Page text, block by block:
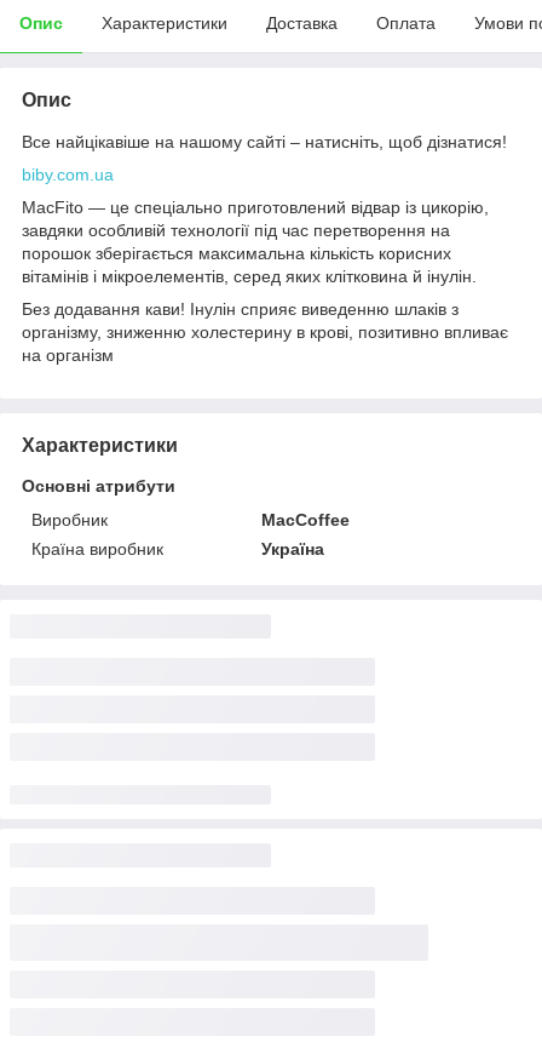
Опис Характеристики Доставка Оплата Умови
Опис
Все найцікавіше на нашому сайті – натисніть, щоб дізнатися!
biby.com.ua
MacFito — це спеціально приготовлений відвар із цикорію,
завдяки особливій технології під час перетворення на
порошок зберігається максимальна кількість корисних
вітамінів і мікроелементів, серед яких клітковина й інулін.
Без додавання кави! Інулін сприяє виведенню шлаків з
організму, зниженню холестерину в крові, позитивно впливає
на організм
Характеристики
Основні атрибути
Виробник
MacCoffee
Країна виробник
Україна